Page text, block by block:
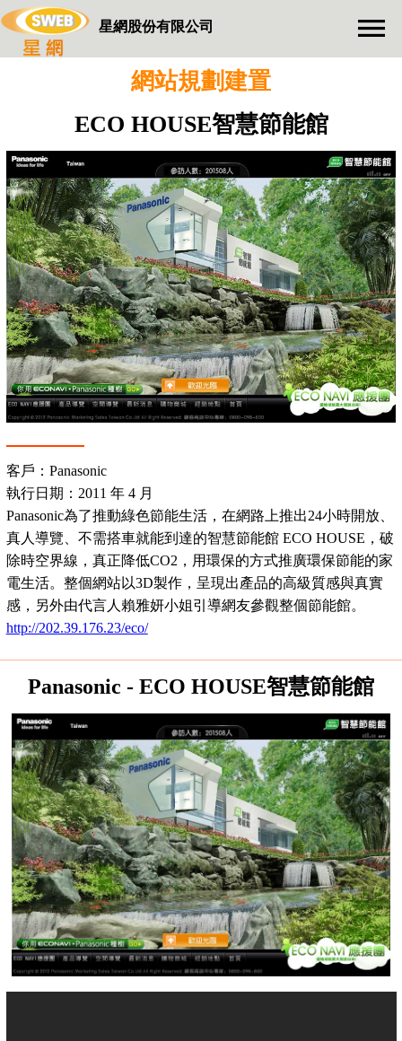
星網股份有限公司
網站規劃建置
ECO HOUSE智慧節能館
客戶：Panasonic
執行日期：2011 年 4 月
Panasonic為了推動綠色節能生活，在網路上推出24小時開放、
真人導覽、不需搭車就能到達的智慧節能館 ECO HOUSE，破
除時空界線，真正降低CO2，用環保的方式推廣環保節能的家
電生活。整個網站以3D製作，呈現出產品的高級質感與真實
感，另外由代言人賴雅妍小姐引導網友參觀整個節能館。
http://202.39.176.23/eco/
Panasonic - ECO HOUSE智慧節能館